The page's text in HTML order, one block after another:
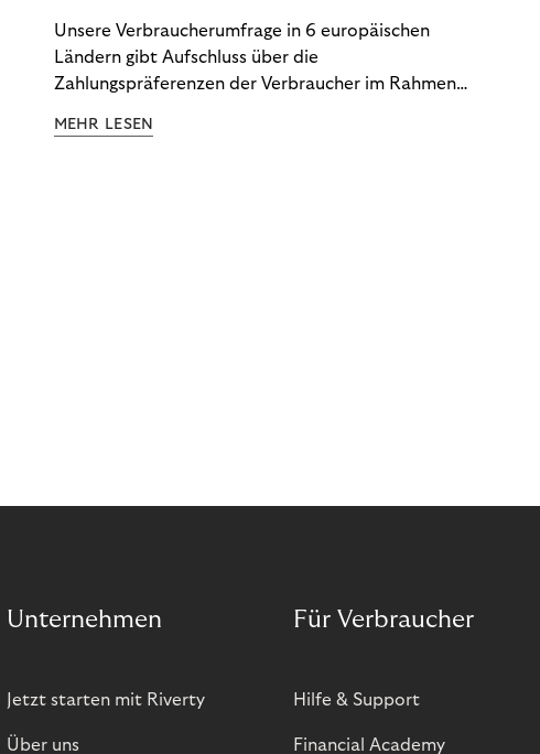
Unsere Verbraucherumfrage in 6 europäischen
Ländern gibt Aufschluss über die
Zahlungspräferenzen der Verbraucher im Rahmen
Ergebnisse, um zu erfahren, wie Sie
MEHR LESEN
Unternehmen
Jetzt starten mit Riverty
Über uns
Für Verbraucher
Hilfe & Support
Financial Academy